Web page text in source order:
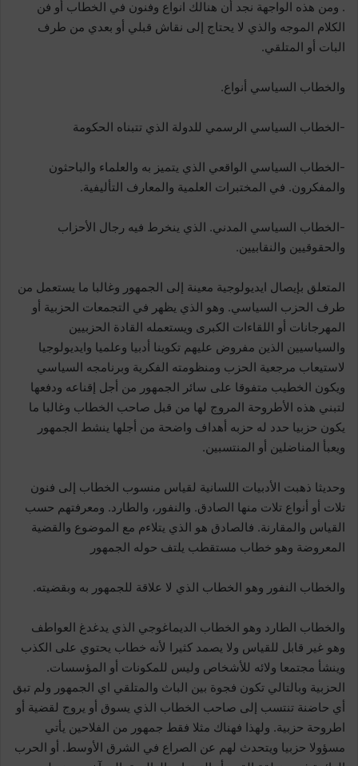
. ومن هذه الواجهة نجد أن هنالك انواع وفنون في الخطاب أو فن
الكلام الموجه والذي لا يحتاج إلى نقاش قبلي أو بعدي من طرف
البات أو المتلقي.
والخطاب السياسي أنواع.
-الخطاب السياسي الرسمي للدولة الذي تتبناه الحكومة
-الخطاب السياسي الواقعي الذي يتميز به والعلماء والباحثون
والمفكرون. في المختبرات العلمية والمعارف التأليفية.
-الخطاب السياسي المدني. الذي ينخرط فيه رجال الأحزاب
والحقوقيين والنقابيين.
المتعلق بإيصال ايديولوجية معينة إلى الجمهور وغالبا ما يستعمل من
طرف الحزب السياسي. وهو الذي يظهر في التجمعات الحزبية أو
المهرجانات أو اللقاءات الكبرى ويستعمله القادة الحزبيين
والسياسيين الذين مفروض عليهم تكوينا أدبيا وعلميا وايديولوجيا
لاستيعاب مرجعية الحزب ومنظومته الفكرية وبرنامجه السياسي
ويكون الخطيب متفوقا على سائر الجمهور من أجل إقناعه ودفعها
لتبني هذه الأطروحة المروج لها من قبل صاحب الخطاب وغالبا ما
يكون حزبيا حدد له حزبه أهداف واضحة من أجلها ينشط الجمهور
ويعبأ المناضلين أو المنتسبين.
وحديثا ذهبت الأدبيات اللسانية لقياس منسوب الخطاب إلى فنون
تلات أو أنواع تلات منها الصادق. والنفور، والطارد. ومعرفتهم حسب
القياس والمقارنة. فالصادق هو الذي يتلاءم مع الموضوع والقضية
المعروضة وهو خطاب مستقطب يلتف حوله الجمهور
والخطاب النفور وهو الخطاب الذي لا علاقة للجمهور به وبقضيته.
والخطاب الطارد وهو الخطاب الديماغوجي الذي يدغدغ العواطف
وهو غير قابل للقياس ولا يصمد كثيرا لأنه خطاب يحتوي على الكذب
وينشأ مجتمعا ولائه للأشخاص وليس للمكونات أو المؤسسات.
الحزبية وبالتالي تكون فجوة بين الباث والمتلقي اي الجمهور ولم تبق
أي حاضنة تنتسب إلى صاحب الخطاب الذي يسوق أو يروج لقضية أو
اطروحة حزبية. ولهذا فهناك مثلا فقط جمهور من الفلاحين يأتي
مسؤولا حزبيا ويتحدث لهم عن الصراع في الشرق الأوسط. أو الحرب